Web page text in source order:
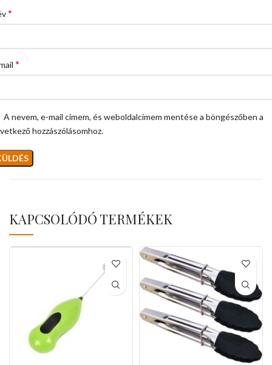
*
*
A nevem, e-mail címem, és weboldalcímem mentése a böngészőben a
hozzászólásomhoz.
KAPCSOLÓDÓ TERMÉKEK